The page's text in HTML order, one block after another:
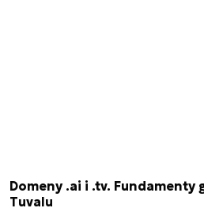
Domeny .ai i .tv.
Tuvalu